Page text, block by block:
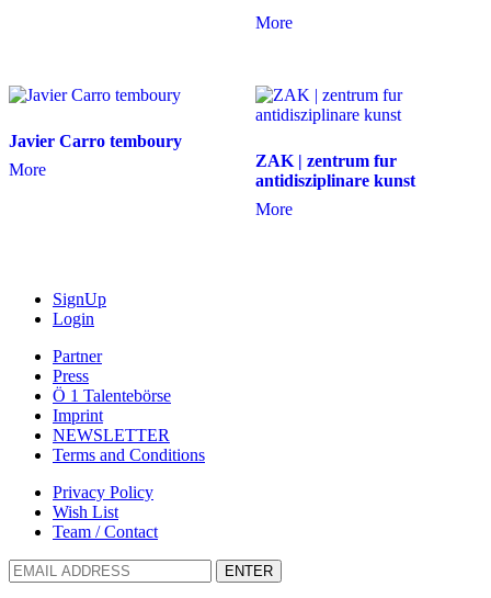
More
Javier Carro temboury
More
ZAK | zentrum fur
antidisziplinare kunst
More
SignUp
Login
Partner
Press
Ö 1 Talentebörse
Imprint
NEWSLETTER
Terms and Conditions
Privacy Policy
Wish List
Team / Contact
ENTER